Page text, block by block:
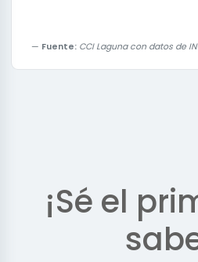
Fuente: CCI Laguna con datos de
¡Sé el